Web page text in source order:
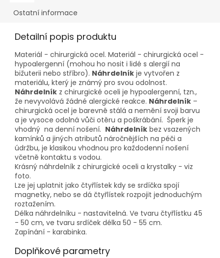
Ostatní informace
Detailní popis produktu
Materiál - chirurgická ocel. Materiál - chirurgická ocel -
hypoalergenní (mohou ho nosit i lidé s alergií na
bižuterii nebo stříbro). Náhrdelník je vytvořen z
materiálu, který je známý pro svou odolnost.
Náhrdelník z chirurgické oceli je hypoalergenní, tzn.,
že nevyvolává žádné alergické reakce. Náhrdelník –
chirurgická ocel je barevně stálá a nemění svoji barvu
a je vysoce odolná vůči otěru a poškrábání. Šperk je
vhodný na denní nošení. Náhrdelník bez vsazených
kamínků a jiných atributů náročnějších na péči a
údržbu, je klasikou vhodnou pro každodenní nošení
včetně kontaktu s vodou.
Krásný náhrdelník z chirurgické oceli a krystalky - viz
foto.
Lze jej uplatnit jako čtyřlístek kdy se srdíčka spojí
magnetky, nebo se dá čtyřlístek rozpojit jednoduchým
roztažením.
Délka náhrdelníku - nastavitelná. Ve tvaru čtyřlístku 45
- 50 cm, ve tvaru srdíček délka 50 - 55 cm.
Zapínání - karabinka.
Doplňkové parametry